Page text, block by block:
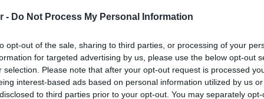
- Do Not Process My Personal Information
opt-out of the sale, sharing to third parties, or processing of your
for targeted advertising by us, please use the below opt-out
selection. Please note that after your opt-out request is processed
interest-based ads based on personal information utilized by us
to third parties prior to your opt-out. You may separately
δραστηριοτήτων σημείωσε τη
ο δείκτης του κλάδου κατασκευής
ποσοστιαία μείωση κατά τον
2021. Κατά τη σύγκριση των δεικτών του
δείκτες του Νοεμβρίου 2020, η μεγαλύτερη